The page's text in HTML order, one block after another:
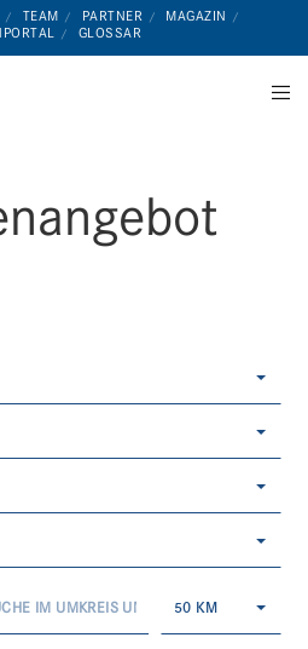
TEAM PARTNER
MAGAZIN
GLOSSAR
50 KM